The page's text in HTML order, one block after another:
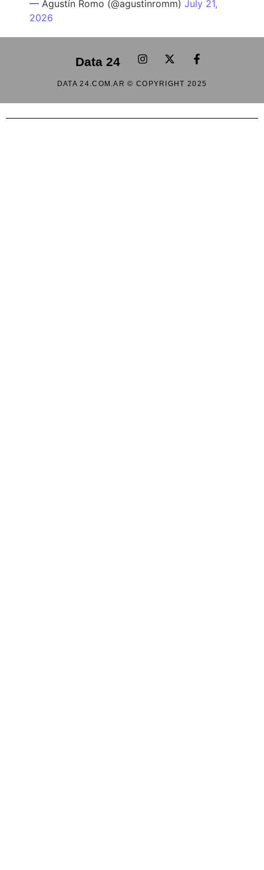
— Agustín Romo (@agustinromm) July 21,
2026
Data 24
DATA 24.COM.AR © COPYRIGHT 2025